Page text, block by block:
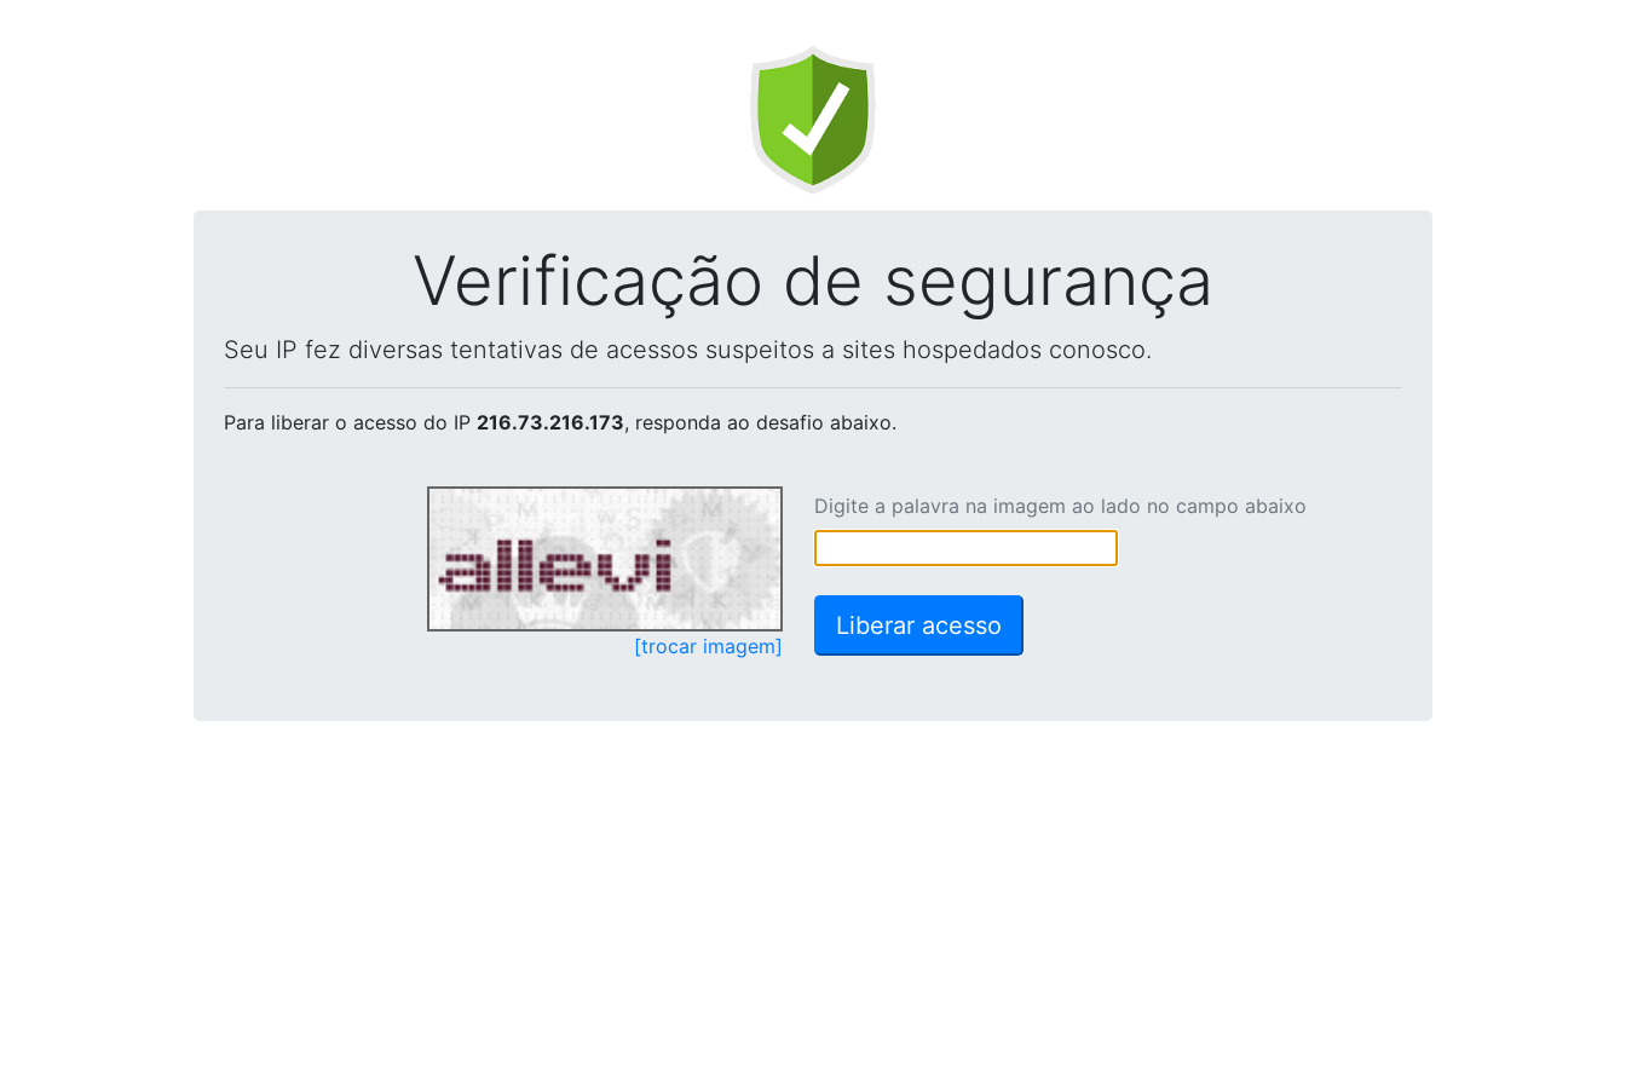
Verificação de segurança
Seu IP fez diversas tentativas de acessos suspeitos a sites hospedados conosco.
Para liberar o acesso do IP 216.73.216.173, responda ao desafio abaixo.
[trocar imagem]
Digite a palavra na imagem ao lado no campo abaixo